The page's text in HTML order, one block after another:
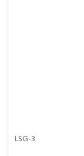
LSG-3